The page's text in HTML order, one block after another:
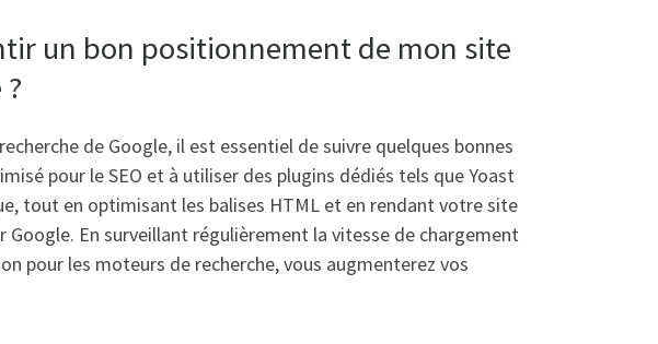
un bon positionnement de mon site
de Google, il est essentiel de suivre quelques bonnes
pour le SEO et à utiliser des plugins dédiés tels que Yoast
tout en optimisant les balises HTML et en rendant votre site
En surveillant régulièrement la vitesse de chargement
pour les moteurs de recherche, vous augmenterez vos